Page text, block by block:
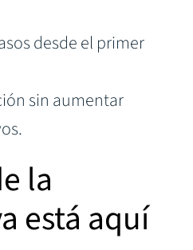
desde el primer
sin aumentar
la
está aquí